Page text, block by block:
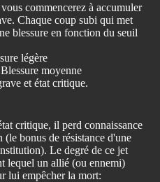
vous commencerez à accumuler
Chaque coup subi qui met
blessure en fonction du seuil
légère
moyenne
et état critique.
critique, il perd connaissance
bonus de résistance d'une
Le degré de ce jet
lequel un allié (ou ennemi)
lui empêcher la mort: